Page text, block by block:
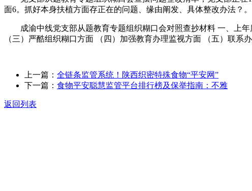
面6。抓好本身扶植方面存正在的问题、缘由阐发、具体整改办法？。
成渝中线党支部从题教育专题组织糊口会对照查抄材料 一、上年
（三）严酷组织糊口方面 （四）加强教育办理监视方面 （五）联系
上一篇： 全链条监管系统！陕西织密特殊食物“平安网”
下一篇： 食物平安聪慧监管平台排行榜及保举指南：不雅
返回列表